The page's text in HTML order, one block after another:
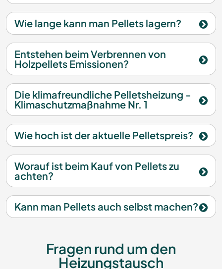
Wie lange kann man Pellets lagern?
Entstehen beim Verbrennen von
Holzpellets Emissionen?
Die klimafreundliche Pelletsheizung -
Klimaschutzmaßnahme Nr. 1
Wie hoch ist der aktuelle Pelletspreis?
Worauf ist beim Kauf von Pellets zu
achten?
Kann man Pellets auch selbst machen?
Fragen rund um den
Heizungstausch